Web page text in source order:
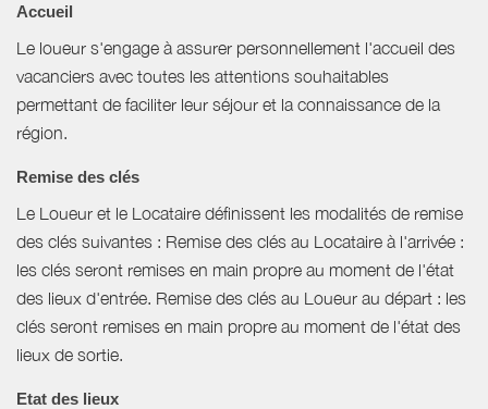
Accueil
Le loueur s'engage à assurer personnellement l'accueil des
vacanciers avec toutes les attentions souhaitables
permettant de faciliter leur séjour et la connaissance de la
région.
Remise des clés
Le Loueur et le Locataire définissent les modalités de remise
des clés suivantes : Remise des clés au Locataire à l'arrivée :
les clés seront remises en main propre au moment de l'état
des lieux d'entrée. Remise des clés au Loueur au départ : les
clés seront remises en main propre au moment de l'état des
lieux de sortie.
Etat des lieux